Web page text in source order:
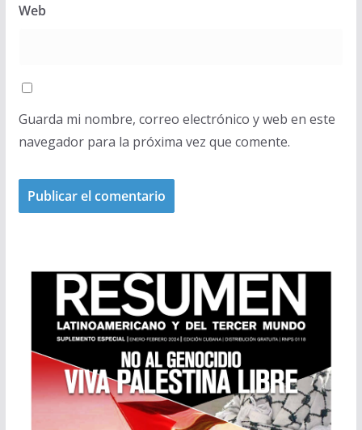
Web
Guarda mi nombre, correo electrónico y web en este
navegador para la próxima vez que comente.